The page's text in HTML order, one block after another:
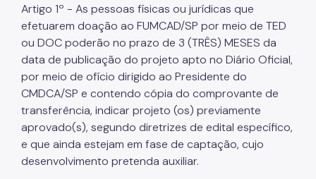
Artigo 1º - As pessoas físicas ou jurídicas que
efetuarem doação ao FUMCAD/SP por meio de TED
ou DOC poderão no prazo de 3 (TRÊS) MESES da
data de publicação do projeto apto no Diário Oficial,
por meio de ofício dirigido ao Presidente do
CMDCA/SP e contendo cópia do comprovante de
transferência, indicar projeto (os) previamente
aprovado(s), segundo diretrizes de edital específico,
e que ainda estejam em fase de captação, cujo
desenvolvimento pretenda auxiliar.